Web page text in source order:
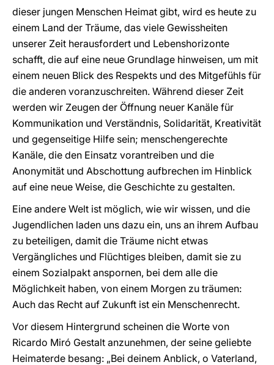
dieser jungen Menschen Heimat gibt, wird es heute zu
einem Land der Träume, das viele Gewissheiten
unserer Zeit herausfordert und Lebenshorizonte
schafft, die auf eine neue Grundlage hinweisen, um mit
einem neuen Blick des Respekts und des Mitgefühls für
die anderen voranzuschreiten. Während dieser Zeit
werden wir Zeugen der Öffnung neuer Kanäle für
Kommunikation und Verständnis, Solidarität, Kreativität
und gegenseitige Hilfe sein; menschengerechte
Kanäle, die den Einsatz vorantreiben und die
Anonymität und Abschottung aufbrechen im Hinblick
auf eine neue Weise, die Geschichte zu gestalten.
Eine andere Welt ist möglich, wie wir wissen, und die
Jugendlichen laden uns dazu ein, uns an ihrem Aufbau
zu beteiligen, damit die Träume nicht etwas
Vergängliches und Flüchtiges bleiben, damit sie zu
einem Sozialpakt anspornen, bei dem alle die
Möglichkeit haben, von einem Morgen zu träumen:
Auch das Recht auf Zukunft ist ein Menschenrecht.
Vor diesem Hintergrund scheinen die Worte von
Ricardo Miró Gestalt anzunehmen, der seine geliebte
Heimaterde besang: „Bei deinem Anblick, o Vaterland,